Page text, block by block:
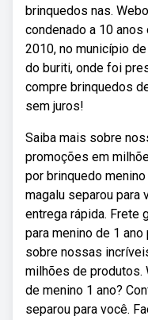
brinquedos nas.
condenado a 10
2010, no município
do buriti, onde foi
compre brinquedos
sem juros!
Saiba mais sobre
promoções em
por brinquedo
magalu separou para
entrega rápida. Frete
para menino de 1
sobre nossas
milhões de produtos.
de menino 1 ano?
separou para você.